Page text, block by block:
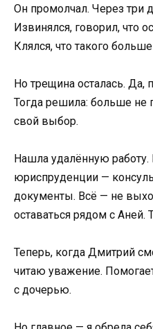
Он промолчал. Через три
Извинялся, говорил, что
Клялся, что такого
Но трещина осталась. Да,
Тогда решила: больше не
свой выбор.
Нашла удалённую работу.
юриспруденции —
документы. Всё — не
оставаться рядом с Аней.
Теперь, когда Дмитрий
читаю уважение.
с дочерью.